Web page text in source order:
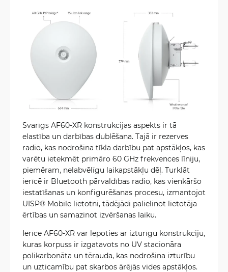
Svarīgs AF60-XR konstrukcijas aspekts ir tā
elastība un darbības dublēšana. Tajā ir rezerves
radio, kas nodrošina tīkla darbību pat apstākļos, kas
varētu ietekmēt primāro 60 GHz frekvences līniju,
piemēram, nelabvēlīgu laikapstākļu dēļ. Turklāt
ierīcē ir Bluetooth pārvaldības radio, kas vienkāršo
iestatīšanas un konfigurēšanas procesu, izmantojot
UISP® Mobile lietotni, tādējādi palielinot lietotāja
ērtības un samazinot izvēršanas laiku.
Ierīce AF60-XR var lepoties ar izturīgu konstrukciju,
kuras korpuss ir izgatavots no UV stacionāra
polikarbonāta un tērauda, kas nodrošina izturību
un uzticamību pat skarbos ārējās vides apstākļos.